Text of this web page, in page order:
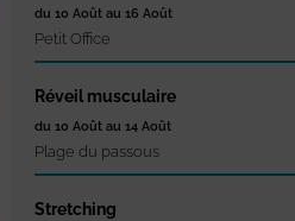
du 10 Août au 16 Août
Petit Office
Réveil musculaire
du 10 Août au 14 Août
Plage du passous
Stretching